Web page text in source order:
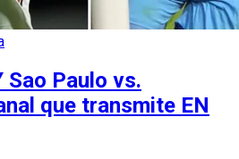
Sao Paulo vs.
que transmite EN